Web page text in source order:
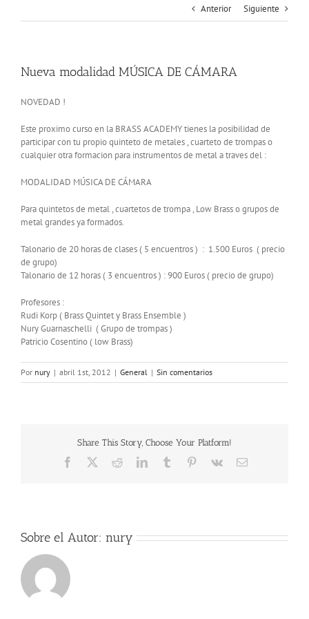
Anterior Siguiente
Nueva modalidad MÚSICA DE CÁMARA
NOVEDAD !
Este proximo curso en la BRASS ACADEMY tienes la posibilidad de
participar con tu propio quinteto de metales , cuarteto de trompas o
cualquier otra formacion para instrumentos de metal a traves del :
MODALIDAD MÚSICA DE CÁMARA
Para quintetos de metal , cuartetos de trompa , Low Brass o grupos de
metal grandes ya formados.
Talonario de 20 horas de clases ( 5 encuentros ) : 1.500 Euros ( precio
de grupo)
Talonario de 12 horas ( 3 encuentros ) : 900 Euros ( precio de grupo)
Profesores :
Rudi Korp ( Brass Quintet y Brass Ensemble )
Nury Guarnaschelli ( Grupo de trompas )
Patricio Cosentino ( low Brass)
Por nury | abril 1st, 2012 | General | Sin comentarios
Share This Story, Choose Your Platform!
Facebook RedditLinkedInTumblr Pinterest
Vk
Correo
Sobre el Autor: nury